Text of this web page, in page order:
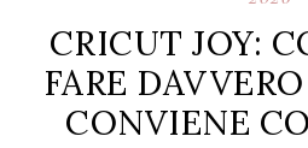
CRICUT JOY:
FARE
CONVIENE